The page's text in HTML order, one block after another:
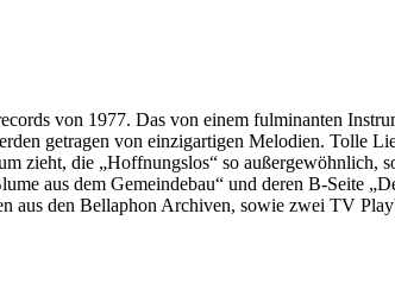
von 1977. Das von einem fulminanten
getragen von einzigartigen Melodien. Tolle
zieht, die „Hoffnungslos“ so
aus dem Gemeindebau“ und deren B-Seite
aus den Bellaphon Archiven, sowie zwei TV